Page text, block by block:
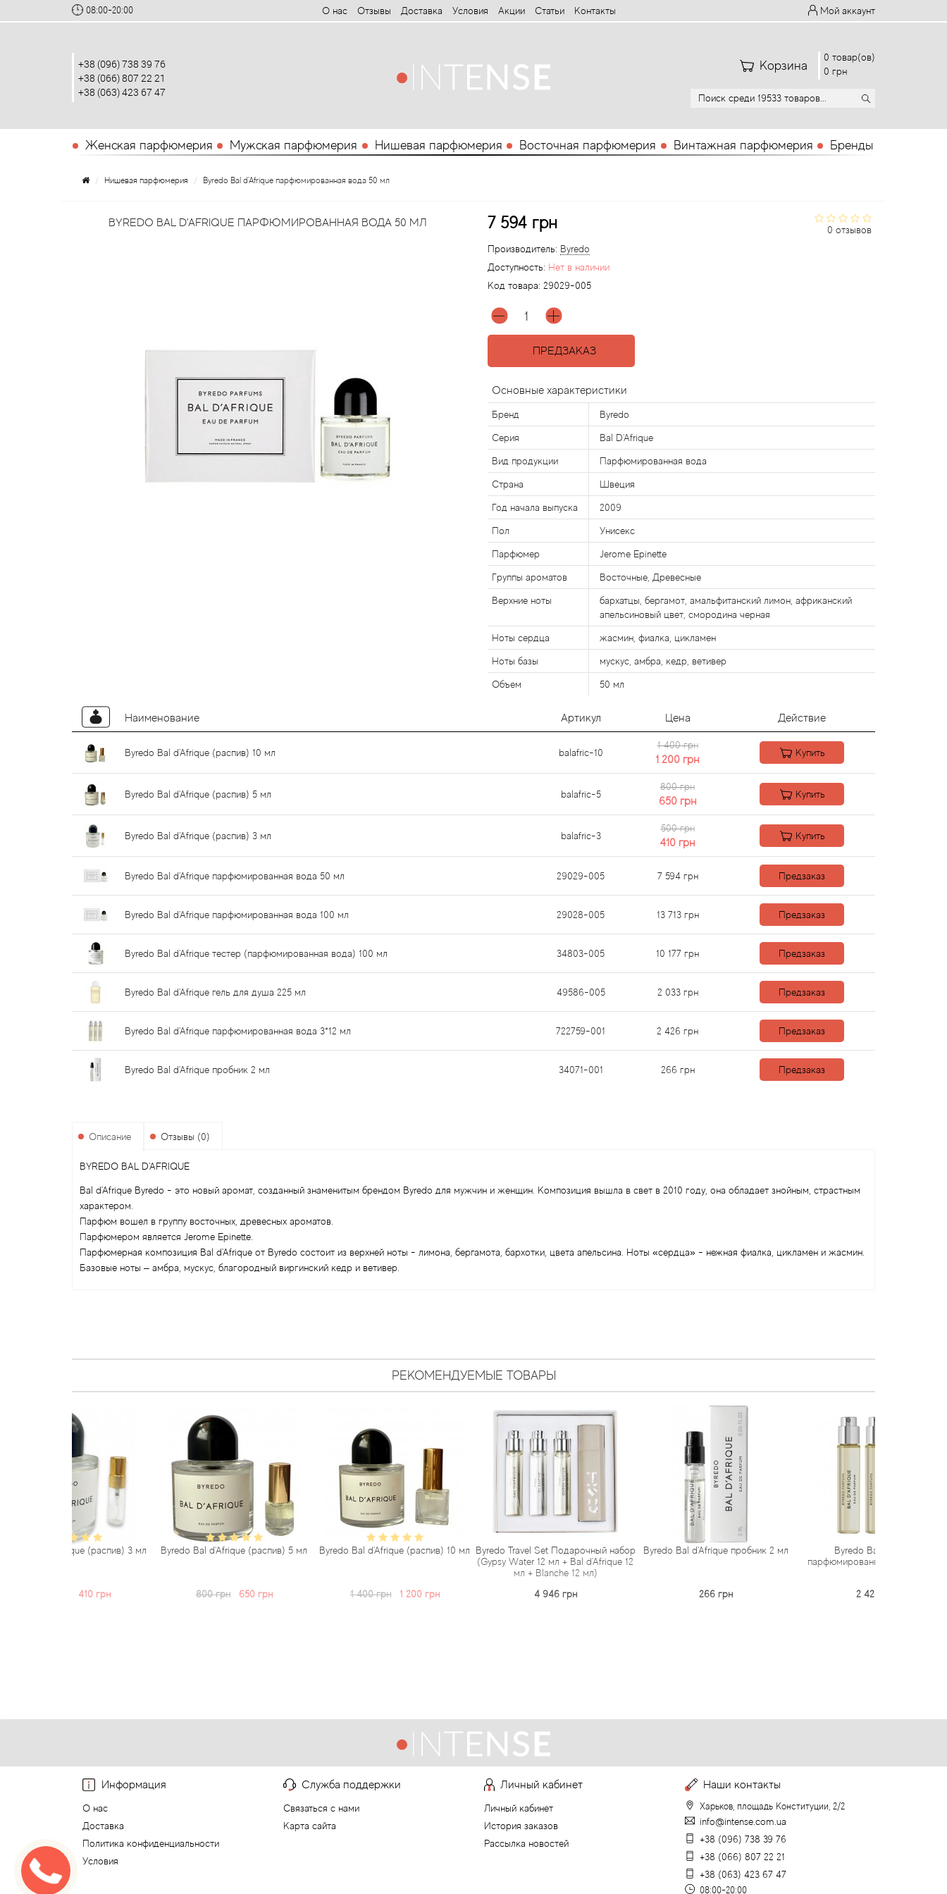
08:00-20:00 О нас Отзывы Доставка Условия Aкции Статьи Контакты Мой аккаунт
+38 (096) 738 39 76
+38 (066) 807 22 21
+38 (063) 423 67 47
Корзина
0 товар(ов)
0 грн
Женская парфюмерия Мужская парфюмерия Нишевая парфюмерия Восточная парфюмерия Винтажная парфюмерия Бренды
Нишевая парфюмерия Byredo Bal d'Afrique парфюмированная вода 50 мл
BYREDO BAL D'AFRIQUE ПАРФЮМИРОВАННАЯ ВОДА 50 МЛ
0 отзывов
7 594 грн
Производитель: Byredo
Доступность: Нет в наличии
Код товара: 29029-005
ПРЕДЗАКАЗ
Основные характеристики
Бренд Byredo
Серия Bal D'Afrique
Вид продукции Парфюмированная вода
Страна Швеция
Год начала выпуска 2009
Пол Унисекс
Парфюмер Jerome Epinette
Группы ароматов Восточные, Древесные
Верхние ноты
бархатцы, бергамот, амальфитанский лимон, африканский
апельсиновый цвет, смородина черная
Ноты сердца жасмин, фиалка, цикламен
Ноты базы мускус, амбра, кедр, ветивер
Объем 50 мл
Наименование Артикул Цена Действие
Byredo Bal d'Afrique (распив) 10 мл balafric-10
1 400 грн
1 200 грн
Купить
Byredo Bal d'Afrique (распив) 5 мл balafric-5
800 грн
650 грн
Купить
Byredo Bal d'Afrique (распив) 3 мл balafric-3
500 грн
410 грн
Купить
Byredo Bal d'Afrique парфюмированная вода 50 мл 29029-005 7 594 грн Предзаказ
Byredo Bal d'Afrique парфюмированная вода 100 мл 29028-005 13 713 грн Предзаказ
Byredo Bal d'Afrique тестер (парфюмированная вода) 100 мл 34803-005 10 177 грн Предзаказ
Byredo Bal d'Afrique гель для душа 225 мл 49586-005 2 033 грн Предзаказ
Byredo Bal d'Afrique парфюмированная вода 3*12 мл 722759-001 2 426 грн Предзаказ
Byredo Bal d'Afrique пробник 2 мл 34071-001 266 грн Предзаказ
Описание Отзывы (0)
BYREDO BAL D'AFRIQUE
Bal d'Afrique Byredo - это новый аромат, созданный знаменитым брендом Byredo для мужчин и женщин. Композиция вышла в свет в 2010 году, она обладает знойным, страстным
характером.
Парфюм вошел в группу восточных, древесных ароматов.
Парфюмером является Jerome Epinette.
Парфюмерная композиция Bal d'Afrique от Byredo состоит из верхней ноты - лимона, бергамота, бархотки, цвета апельсина. Ноты «сердца» - нежная фиалка, цикламен и жасмин.
Базовые ноты – амбра, мускус, благородный виргинский кедр и ветивер.
РЕКОМЕНДУЕМЫЕ ТОВАРЫ
(распив) 3 мл Byredo Bal d'Afrique (распив) 5 мл
650 грн
Byredo Bal d'Afrique (распив) 10 мл
1 200 грн
Byredo Travel Set Подарочный набор
(Gypsy Water 12 мл + Bal d'Afrique 12
мл + Blanche 12 мл)
Byredo Bal d'Afrique пробник 2 мл
Byredo Bal d'Afrique
парфюмированная вода 3*12 мл
Информация
О нас
Доставка
Политика конфиденциальности
Условия
Служба поддержки
Связаться с нами
Карта сайта
Личный кабинет
Личный кабинет
История заказов
Рассылка новостей
Наши контакты
Харьков, площадь Конституции, 2/2
info@intense.com.ua
+38 (096) 738 39 76
+38 (066) 807 22 21
+38 (063) 423 67 47
08:00-20:00